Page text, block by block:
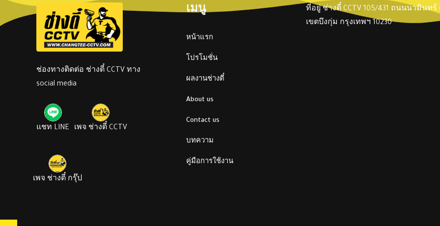
ช่องทางติดต่อ ช่างตี๋ CCTV ทาง
social media
แชท LINE เพจ ช่างตี๋ CCTV
เพจ ช่างตี๋ กรุ๊ป
เมนู
หน้าแรก
โปรโมชั่น
ผลงานช่างตี๋
About us
Contact us
บทความ
คู่มือการใช้งาน
ที่อยู่ ช่างตี๋ CCTV 105/431 ถนนนวมินท
เขตบึงกุ่ม กรุงเทพฯ 10230